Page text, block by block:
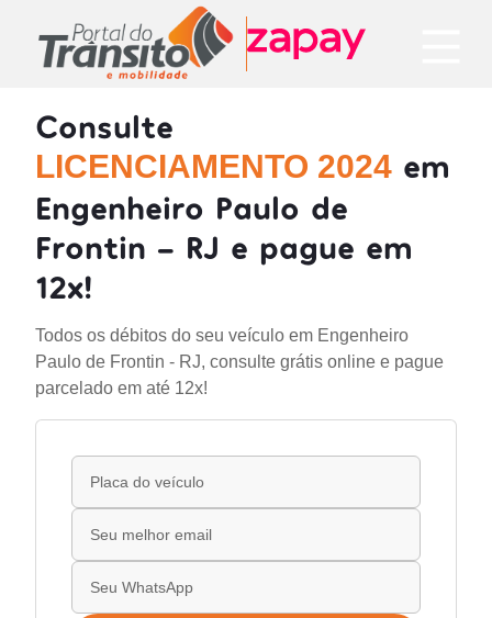
Consulte
LICENCIAMENTO 2024 em
Engenheiro Paulo de
Frontin - RJ e pague em
12x!
Todos os débitos do seu veículo em Engenheiro
Paulo de Frontin - RJ, consulte grátis online e pague
parcelado em até 12x!